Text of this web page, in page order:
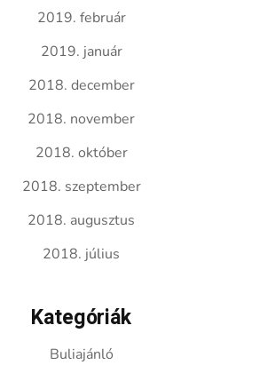
2019. február
2019. január
2018. december
2018. november
2018. október
2018. szeptember
2018. augusztus
2018. július
Kategóriák
Buliajánló